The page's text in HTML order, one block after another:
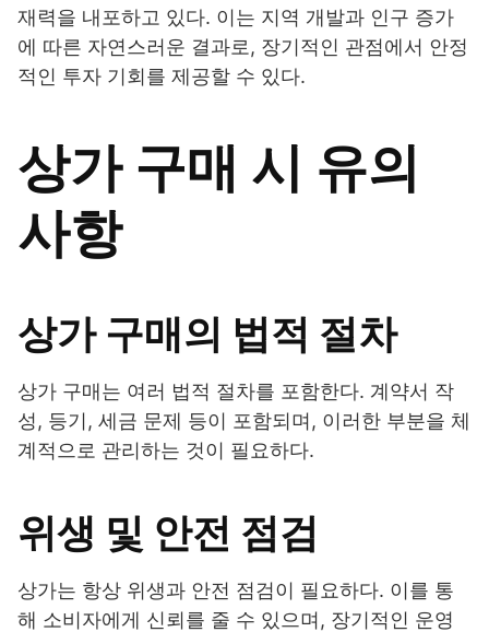
재력을 내포하고 있다. 이는 지역 개발과 인구 증가
에 따른 자연스러운 결과로, 장기적인 관점에서 안정
적인 투자 기회를 제공할 수 있다.
상가 구매 시 유의
사항
상가 구매의 법적 절차
상가 구매는 여러 법적 절차를 포함한다. 계약서 작
성, 등기, 세금 문제 등이 포함되며, 이러한 부분을 체
계적으로 관리하는 것이 필요하다.
위생 및 안전 점검
상가는 항상 위생과 안전 점검이 필요하다. 이를 통
해 소비자에게 신뢰를 줄 수 있으며, 장기적인 운영